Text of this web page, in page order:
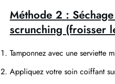
Méthode 2 :
scrunching (froisser
Tamponnez avec une serviette
Appliquez votre soin coiffant